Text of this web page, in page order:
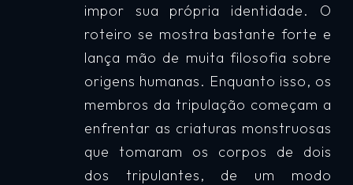
impor sua própria identidade. O
roteiro se mostra bastante forte e
lança mão de muita filosofia sobre
origens humanas. Enquanto isso, os
membros da tripulação começam a
enfrentar as criaturas monstruosas
que tomaram os corpos de dois
dos tripulantes, de um modo